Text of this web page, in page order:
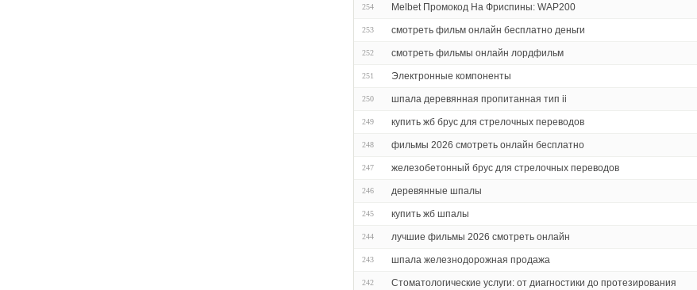
254 Melbet Промокод На Фриспины: WAP200
253 смотреть фильм онлайн бесплатно деньги
252 смотреть фильмы онлайн лордфильм
251 Электронные компоненты
250 шпала деревянная пропитанная тип ii
249 купить жб брус для стрелочных переводов
248 фильмы 2026 смотреть онлайн бесплатно
247 железобетонный брус для стрелочных переводов
246 деревянные шпалы
245 купить жб шпалы
244 лучшие фильмы 2026 смотреть онлайн
243 шпала железнодорожная продажа
242 Стоматологические услуги: от диагностики до протезирования